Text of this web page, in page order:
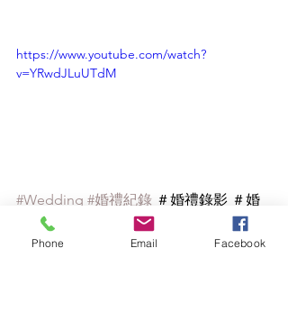
https://www.youtube.com/watch?
v=YRwdJLuUTdM
#Wedding #婚禮紀錄 ＃婚禮錄影 ＃婚
錄 ＃台中婚錄 ＃
萊特薇庭 Light
Wedding 飯店式宴會廳
Phone Email Facebook